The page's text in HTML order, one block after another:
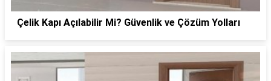
Çelik Kapı Açılabilir Mi? Güvenlik ve Çözüm Yolları